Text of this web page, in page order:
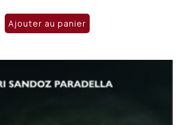
Ajouter au panier